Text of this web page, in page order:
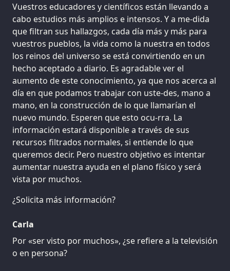
Vuestros educadores y científicos están llevando a
cabo estudios más amplios e intensos. Y a me-dida
que filtran sus hallazgos, cada día más y más para
vuestros pueblos, la vida como la nuestra en todos
los reinos del universo se está convirtiendo en un
hecho aceptado a diario. Es agradable ver el
aumento de este conocimiento, ya que nos acerca al
día en que podamos trabajar con uste-des, mano a
mano, en la construcción de lo que llamarían el
nuevo mundo. Esperen que esto ocu-rra. La
información estará disponible a través de sus
recursos filtrados normales, si entiende lo que
queremos decir. Pero nuestro objetivo es intentar
aumentar nuestra ayuda en el plano físico y será
vista por muchos.
¿Solicita más información?
Carla
Por «ser visto por muchos», ¿se refiere a la televisión
o en persona?